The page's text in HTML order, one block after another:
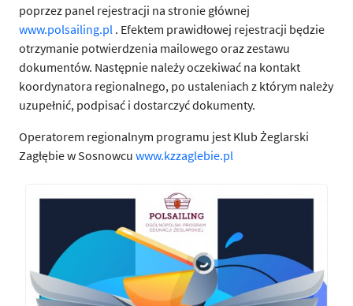
poprzez panel rejestracji na stronie głównej
www.polsailing.pl . Efektem prawidłowej rejestracji będzie
otrzymanie potwierdzenia mailowego oraz zestawu
dokumentów. Następnie należy oczekiwać na kontakt
koordynatora regionalnego, po ustaleniach z którym należy
uzupełnić, podpisać i dostarczyć dokumenty.
Operatorem regionalnym programu jest Klub Żeglarski
Zagłębie w Sosnowcu www.kzzaglebie.pl